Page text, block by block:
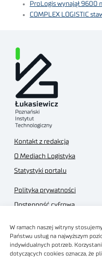
W ramach naszej witryny
Państwu usług na najwyższym
indywidualnych potrzeb.
dotyczących cookies oznacza, że
ProLogis wynajął 9600
COMPLEX LOGISTIC
Kontakt z redakcją
O Mediach Logistyka
Statystyki portalu
Polityka prywatności
Dostępność cyfrowa
Regulamin sklepu